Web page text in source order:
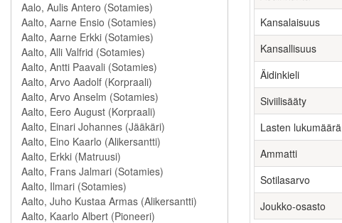
Kansalaisuus
Kansallisuus
Äidinkieli
Siviilisääty
Lasten lukumäärä
Ammatti
Sotilasarvo
Joukko-osasto